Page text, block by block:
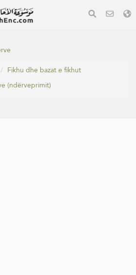
Fikhu dhe bazat e fikhut
(ndërveprimit)